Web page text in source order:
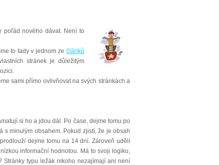
pořád nového dávat. Není to
to tady v jednom ze článků
stránek je důležitým
sami přímo ovlivňovat na svých stránkách a
si ho a jdou dál. Po čase, dejme tomu po
s minulým obsahem. Pokud zjistí, že je obsah
dejme tomu na 14 dní. Zároveň udělí
informační hodnotou. Má to svoji logiku,
Stránky typu ležák nikoho nezajímají ani není